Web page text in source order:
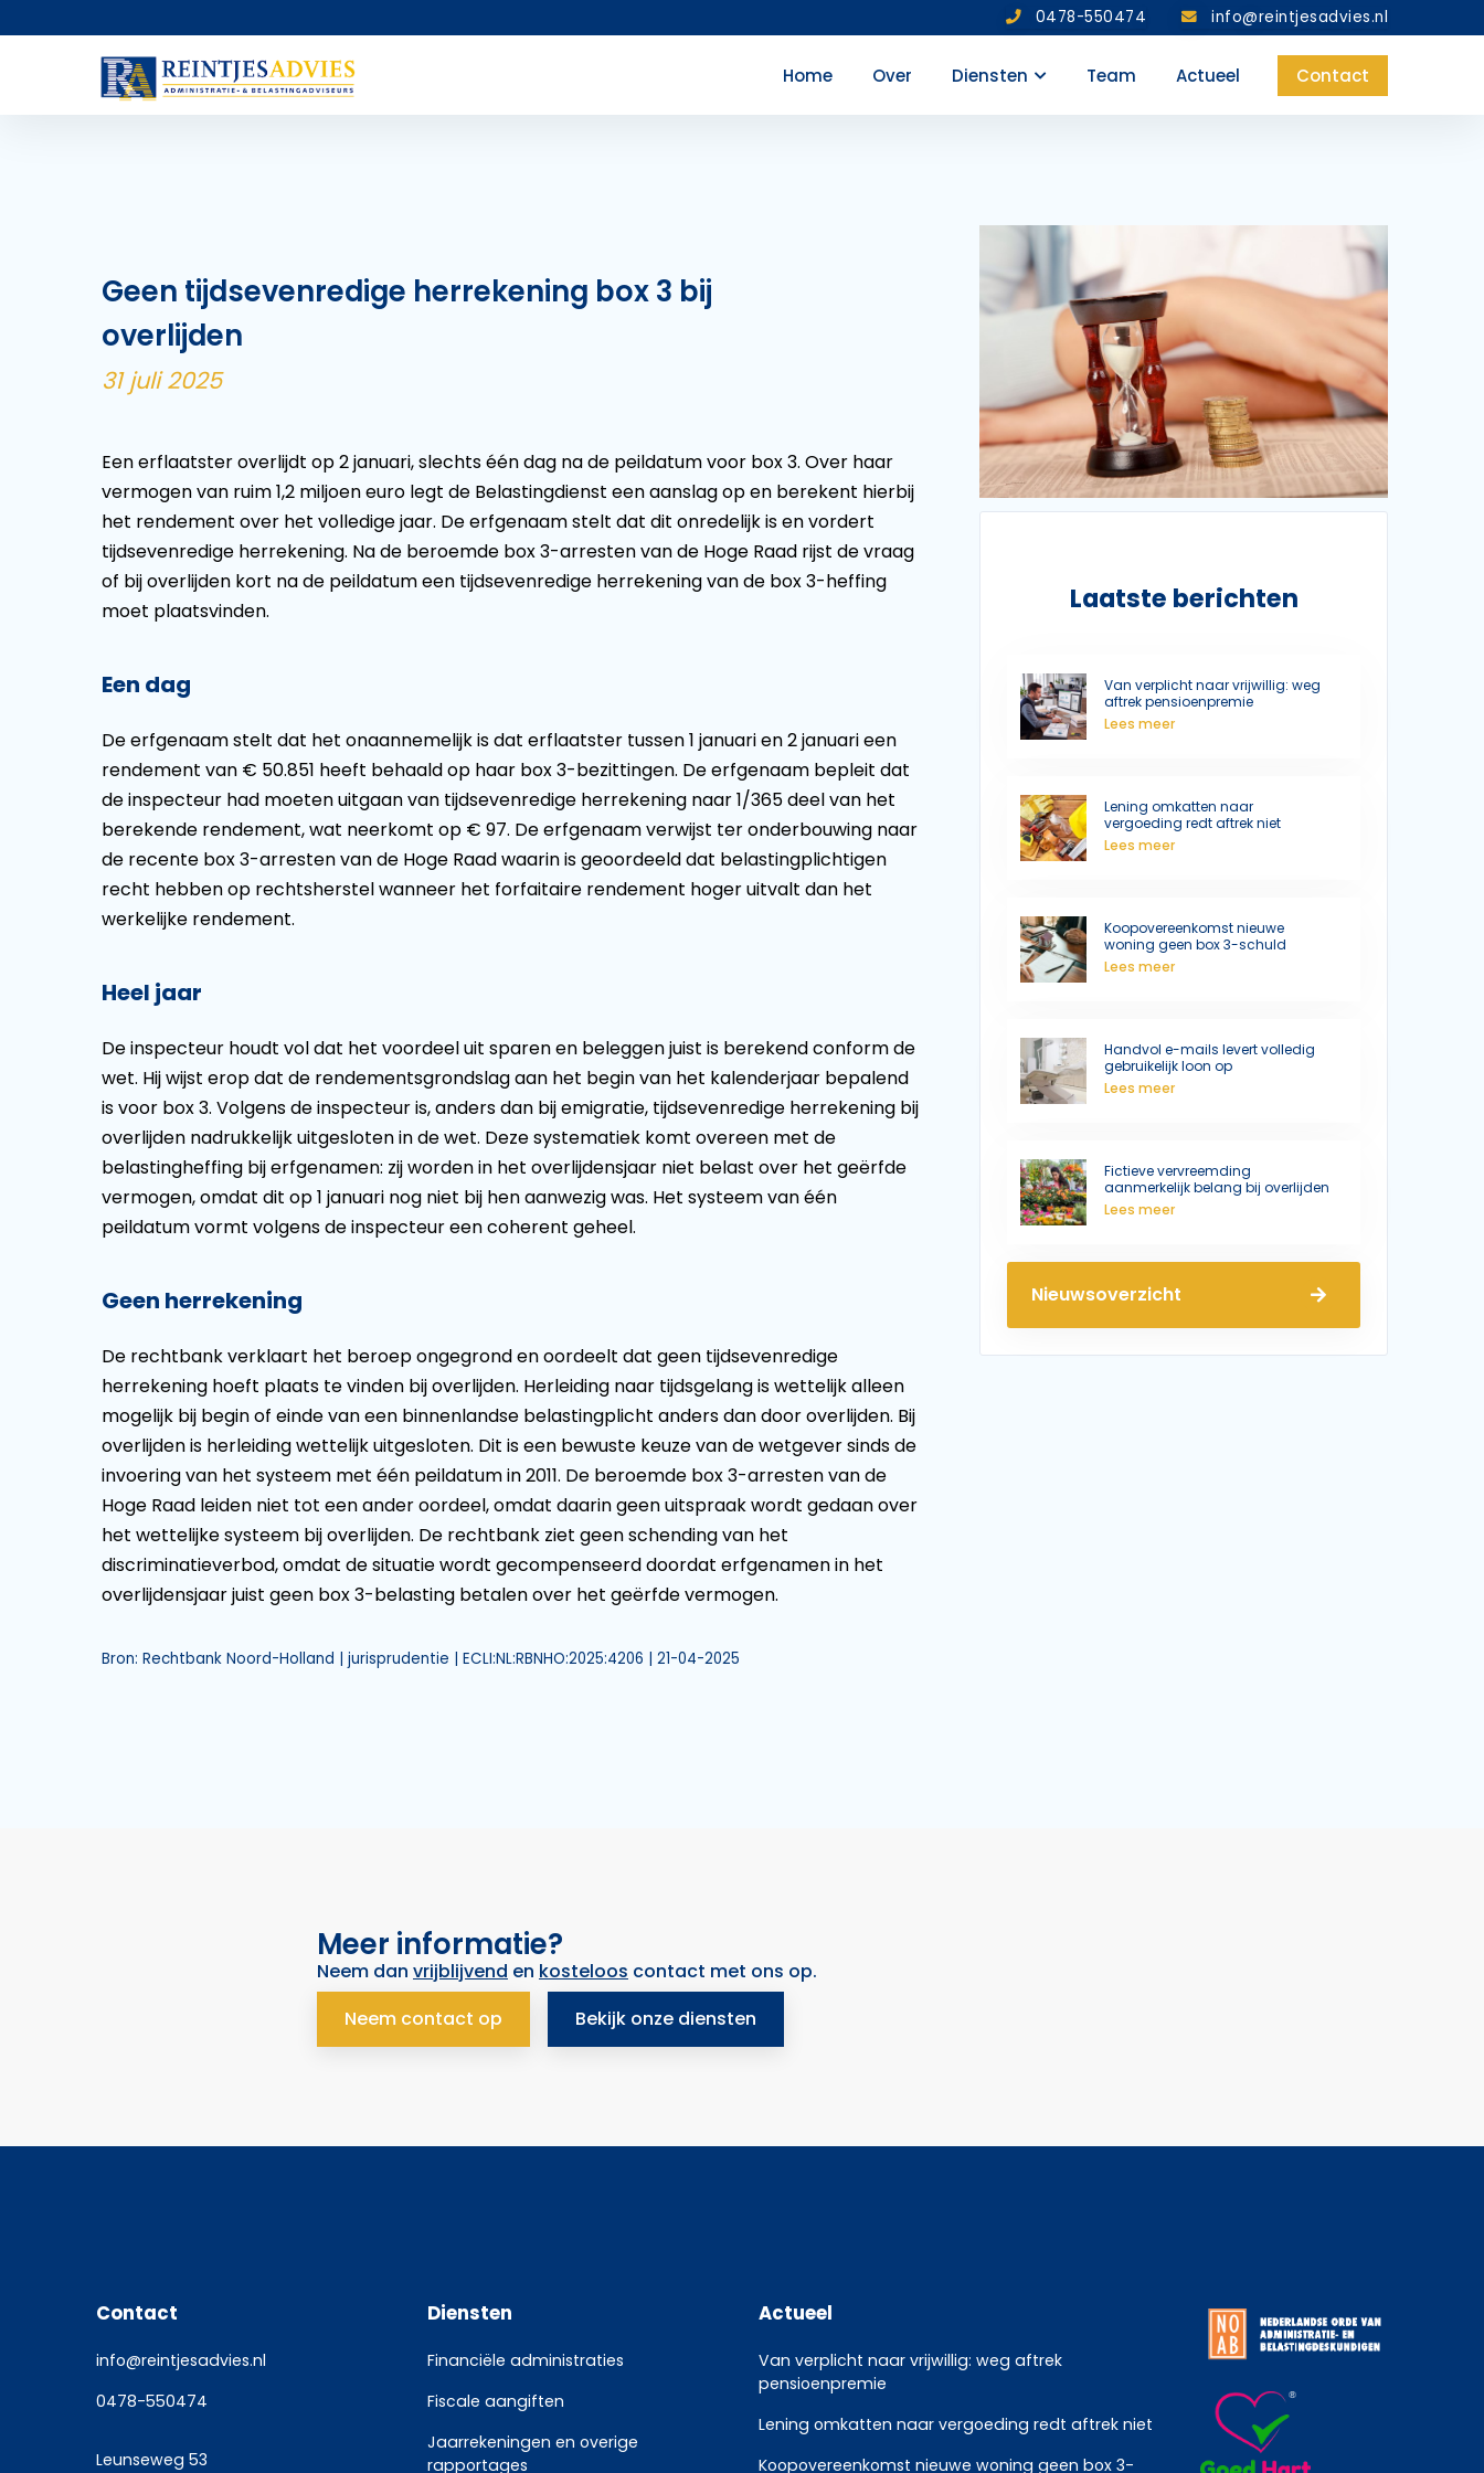
0478-550474 info@reintjesadvies.nl
Home Over Diensten Team Actueel Contact
Geen tijdsevenredige herrekening box 3 bij
overlijden
31 juli 2025
Een erflaatster overlijdt op 2 januari, slechts één dag na de peildatum voor box 3. Over haar
vermogen van ruim 1,2 miljoen euro legt de Belastingdienst een aanslag op en berekent hierbij
het rendement over het volledige jaar. De erfgenaam stelt dat dit onredelijk is en vordert
tijdsevenredige herrekening. Na de beroemde box 3-arresten van de Hoge Raad rijst de vraag
of bij overlijden kort na de peildatum een tijdsevenredige herrekening van de box 3-heffing
moet plaatsvinden.
Een dag
De erfgenaam stelt dat het onaannemelijk is dat erflaatster tussen 1 januari en 2 januari een
rendement van € 50.851 heeft behaald op haar box 3-bezittingen. De erfgenaam bepleit dat
de inspecteur had moeten uitgaan van tijdsevenredige herrekening naar 1/365 deel van het
berekende rendement, wat neerkomt op € 97. De erfgenaam verwijst ter onderbouwing naar
de recente box 3-arresten van de Hoge Raad waarin is geoordeeld dat belastingplichtigen
recht hebben op rechtsherstel wanneer het forfaitaire rendement hoger uitvalt dan het
werkelijke rendement.
Heel jaar
De inspecteur houdt vol dat het voordeel uit sparen en beleggen juist is berekend conform de
wet. Hij wijst erop dat de rendementsgrondslag aan het begin van het kalenderjaar bepalend
is voor box 3. Volgens de inspecteur is, anders dan bij emigratie, tijdsevenredige herrekening bij
overlijden nadrukkelijk uitgesloten in de wet. Deze systematiek komt overeen met de
belastingheffing bij erfgenamen: zij worden in het overlijdensjaar niet belast over het geërfde
vermogen, omdat dit op 1 januari nog niet bij hen aanwezig was. Het systeem van één
peildatum vormt volgens de inspecteur een coherent geheel.
Geen herrekening
De rechtbank verklaart het beroep ongegrond en oordeelt dat geen tijdsevenredige
herrekening hoeft plaats te vinden bij overlijden. Herleiding naar tijdsgelang is wettelijk alleen
mogelijk bij begin of einde van een binnenlandse belastingplicht anders dan door overlijden. Bij
overlijden is herleiding wettelijk uitgesloten. Dit is een bewuste keuze van de wetgever sinds de
invoering van het systeem met één peildatum in 2011. De beroemde box 3-arresten van de
Hoge Raad leiden niet tot een ander oordeel, omdat daarin geen uitspraak wordt gedaan over
het wettelijke systeem bij overlijden. De rechtbank ziet geen schending van het
discriminatieverbod, omdat de situatie wordt gecompenseerd doordat erfgenamen in het
overlijdensjaar juist geen box 3-belasting betalen over het geërfde vermogen.
Bron: Rechtbank Noord-Holland | jurisprudentie | ECLI:NL:RBNHO:2025:4206 | 21-04-2025
Laatste berichten
Van verplicht naar vrijwillig: weg
aftrek pensioenpremie
Lees meer
Lening omkatten naar
vergoeding redt aftrek niet
Lees meer
Koopovereenkomst nieuwe
woning geen box 3-schuld
Lees meer
Handvol e-mails levert volledig
gebruikelijk loon op
Lees meer
Fictieve vervreemding
aanmerkelijk belang bij overlijden
Lees meer
Nieuwsoverzicht
Meer informatie?
Neem dan vrijblijvend en kosteloos contact met ons op.
Neem contact op
Bekijk onze diensten
Contact
info@reintjesadvies.nl
0478-550474
Leunseweg 53
Diensten
Financiële administraties
Fiscale aangiften
Jaarrekeningen en overige
rapportages
Actueel
Van verplicht naar vrijwillig: weg aftrek
pensioenpremie
Lening omkatten naar vergoeding redt aftrek niet
Koopovereenkomst nieuwe woning geen box 3-